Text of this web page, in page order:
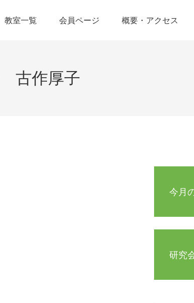
教室一覧 会員ページ 概要・アクセス
古作厚子
今月
研究